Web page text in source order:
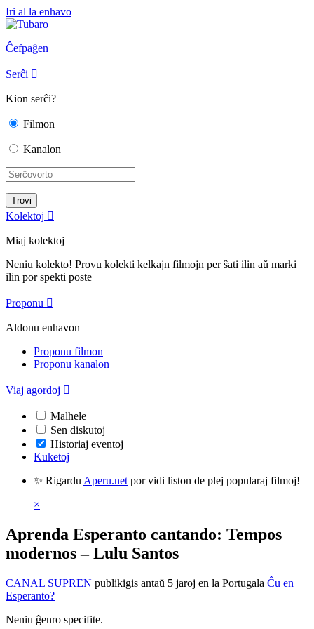
Iri al la enhavo
Ĉefpaĝen
Serĉi 
Kion serĉi?
Filmon
Kanalon
Kolektoj 
Miaj kolektoj
Neniu kolekto! Provu kolekti kelkajn filmojn per ŝati ilin aŭ marki
ilin por spekti poste
Proponu 
Aldonu enhavon
Proponu filmon
Proponu kanalon
Viaj agordoj 
Malhele
Sen diskutoj
Historiaj eventoj
Kuketoj
✨ Rigardu Aperu.net por vidi liston de plej popularaj filmoj!
×
Aprenda Esperanto cantando: Tempos
modernos – Lulu Santos
CANAL SUPREN publikigis antaŭ 5 jaroj en la Portugala Ĉu en
Esperanto?
Neniu ĝenro specifite.